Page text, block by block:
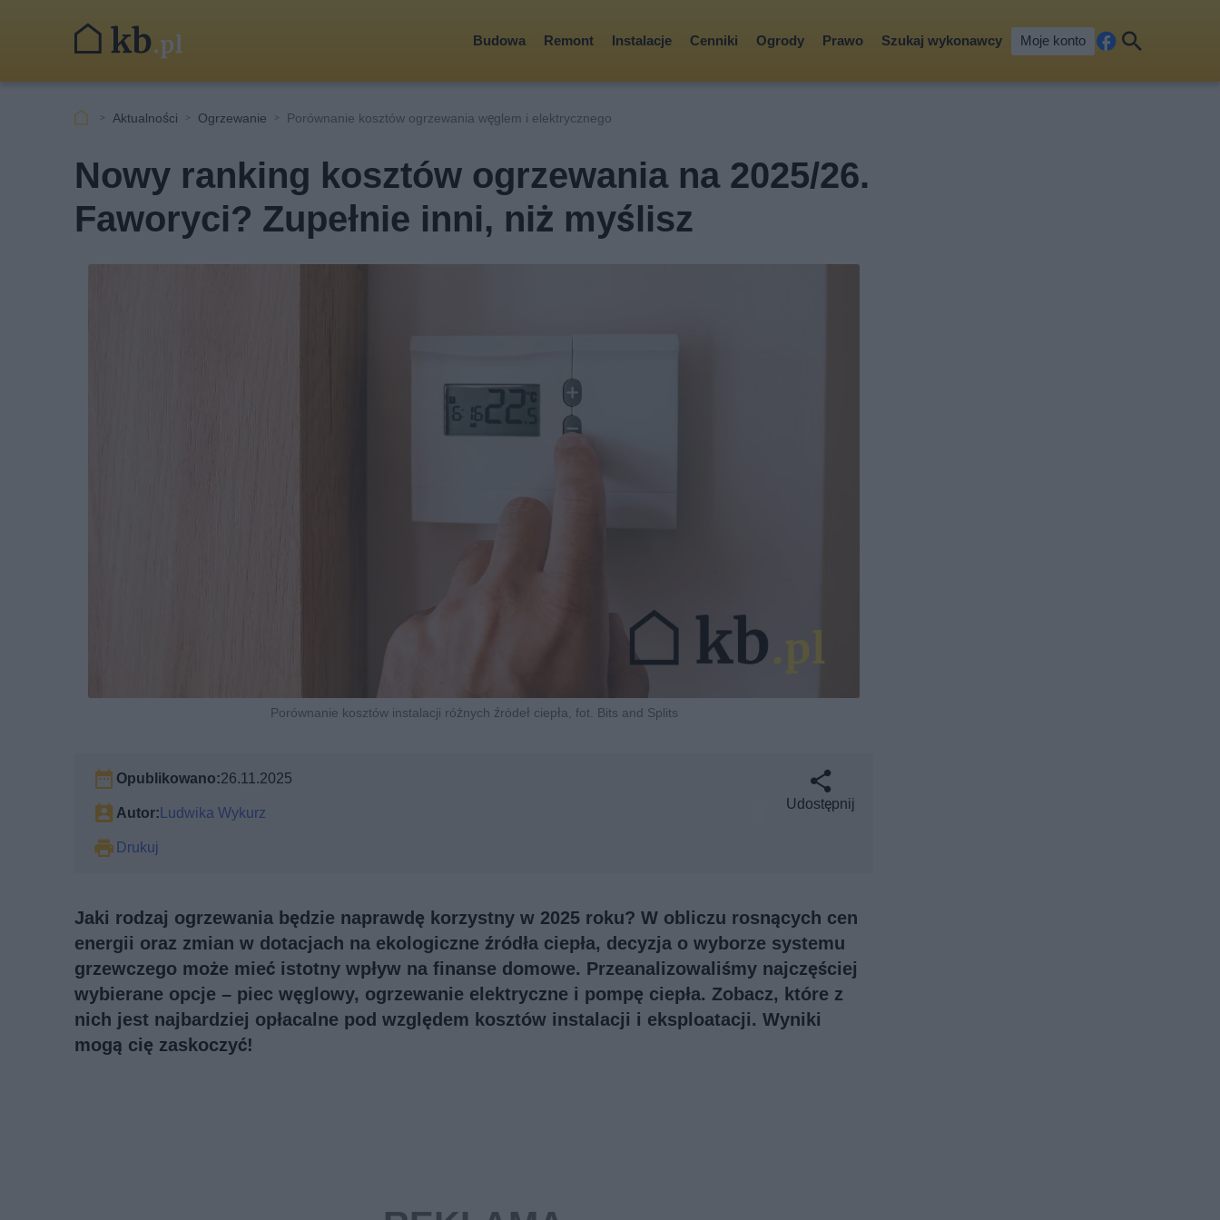
Budowa Remont Instalacje Cenniki Ogrody Prawo Szukaj wykonawcy Moje konto
cebkaj
Aktualności Ogrzewanie Porównanie kosztów ogrzewania węglem i elektrycznego
Nowy ranking kosztów ogrzewania na 2025/26.
Faworyci? Zupełnie inni, niż myślisz
Porównanie kosztów instalacji różnych źródeł ciepła, fot. Bits and Splits
Opublikowano:26.11.2025
Autor:Ludwika Wykurz
Drukuj
Udostępnij
Jaki rodzaj ogrzewania będzie naprawdę korzystny w 2025 roku? W obliczu rosnących cen
energii oraz zmian w dotacjach na ekologiczne źródła ciepła, decyzja o wyborze systemu
grzewczego może mieć istotny wpływ na finanse domowe. Przeanalizowaliśmy najczęściej
wybierane opcje – piec węglowy, ogrzewanie elektryczne i pompę ciepła. Zobacz, które z
nich jest najbardziej opłacalne pod względem kosztów instalacji i eksploatacji. Wyniki
mogą cię zaskoczyć!